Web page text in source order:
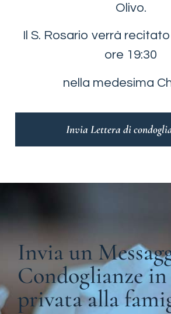
Olivo.
Il S. Rosario verrà
ore 19:30
nella medesima
Invia Lettera di
Invia un
Condoglianze
privata alla